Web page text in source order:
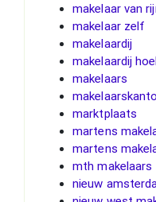
makelaar van
makelaar zelf
makelaardij
makelaardij
makelaars
marktplaats
martens
martens
mth makelaars
nieuw